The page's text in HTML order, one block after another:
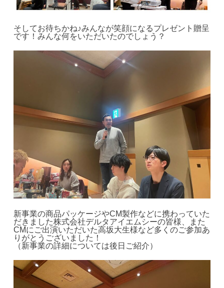
そしてお待ちかね♪みんなが笑顔になるプレゼント贈呈
です！みんな何をいただいたのでしょう？
新事業の商品パッケージやCM製作などに携わっていた
だきました株式会社デルタアイエムシーの皆様、また
CMにご出演いただいた高坂大生様など多くのご参加あ
りがとうございました！
（新事業の詳細については後日ご紹介）